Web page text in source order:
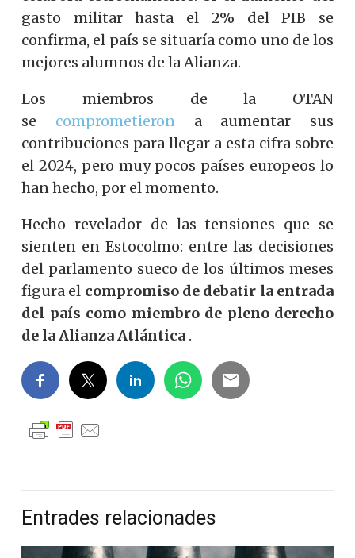
gasto militar hasta el 2% del PIB se
confirma, el país se situaría como uno de los
mejores alumnos de la Alianza.
Los miembros de la OTAN
se comprometierona aumentar sus
contribuciones para llegar a esta cifra sobre
el 2024, pero muy pocos países europeos lo
han hecho, por el momento.
Hecho revelador de las tensiones que se
sienten en Estocolmo: entre las decisiones
del parlamento sueco de los últimos meses
figura el compromiso de debatir la entrada
del país como miembro de pleno derecho
de la Alianza Atlántica .
Entrades relacionades